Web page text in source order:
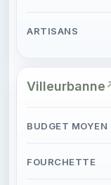
Villeurbanne